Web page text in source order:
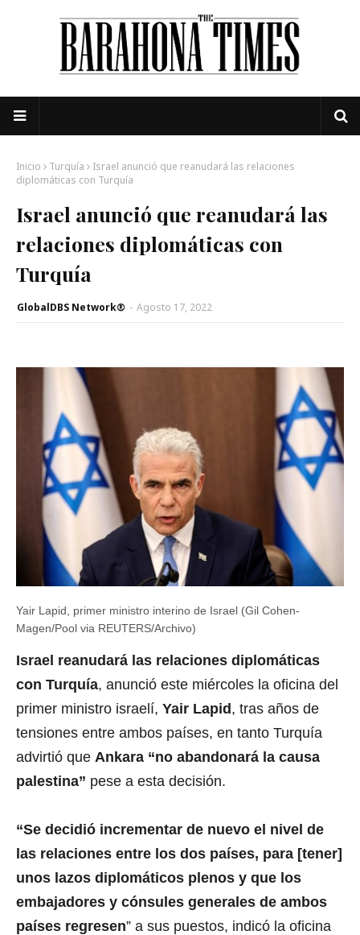
Inicio Turquía
Israel anunció que reanudará las relaciones
diplomáticas con Turquía
Israel anunció que reanudará las
relaciones diplomáticas con
Turquía
GlobalDBS Network® - Agosto 17, 2022
Yair Lapid, primer ministro interino de Israel (Gil Cohen-
Magen/Pool via REUTERS/Archivo)
Israel reanudará las relaciones diplomáticas
con Turquía, anunció este miércoles la oficina del
primer ministro israelí, Yair Lapid , tras años de
tensiones entre ambos países, en tanto Turquía
advirtió que Ankara “no abandonará la causa
palestina” pese a esta decisión.
“Se decidió incrementar de nuevo el nivel de
las relaciones entre los dos países, para [tener]
unos lazos diplomáticos plenos y que los
embajadores y cónsules generales de ambos
países regresen” a sus puestos, indicó la oficina